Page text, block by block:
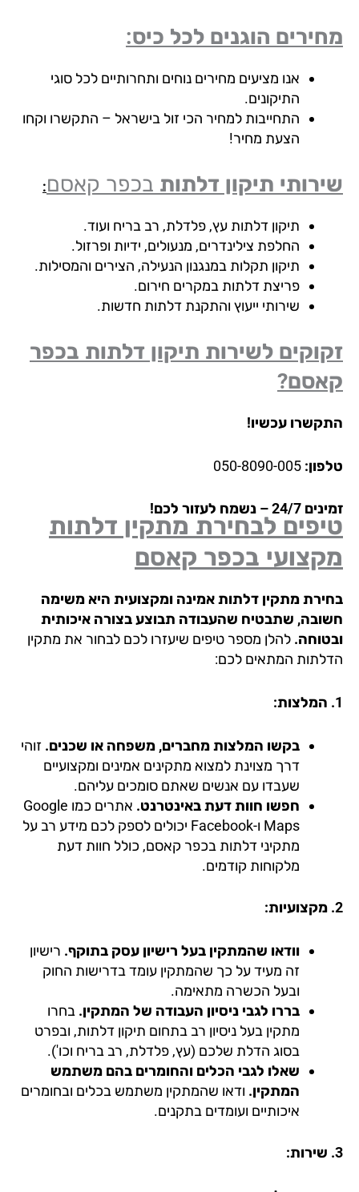
הוגנים לכל כיס:
אנו מציעים מחירים נוחים ותחרותיים לכל סוגי
התיקונים.
התחייבות למחיר הכי זול בישראל – התקשרו וקחו
הצעת מחיר!
תיקון דלתותבכפר קאסם:
תיקון דלתות עץ, פלדלת, רב בריח ועוד.
החלפת צילינדרים, מנעולים, ידיות ופרזול.
תיקון תקלות במנגנון הנעילה, הצירים והמסילות.
פריצת דלתות במקרים חירום.
שירותי ייעוץ והתקנת דלתות חדשות.
לשירות תיקון דלתות בכפר
עכשיו!
050-8090-005
– נשמח לעזור לכם!
לבחירת מתקין דלתות
בכפר קאסם
מתקין דלתות אמינה ומקצועית היא משימה
שתבטיח שהעבודה תבוצע בצורה איכותית
להלן מספר טיפים שיעזרו לכם לבחור את מתקין
המתאים לכם:
בקשו המלצות מחברים, משפחה או שכנים.זוהי
דרך מצוינת למצוא מתקינים אמינים ומקצועיים
שעבדו עם אנשים שאתם סומכים עליהם.
חפשו חוות דעת באינטרנט.
אתרים כמו Google
Maps ו-Facebook יכולים לספק לכם מידע רב על
מתקיני דלתות בכפר קאסם, כולל חוות דעת
מלקוחות קודמים.
וודאו שהמתקין בעל רישיון עסק בתוקף.רישיון
זה מעיד על כך שהמתקין עומד בדרישות החוק
ובעל הכשרה מתאימה.
בררו לגבי ניסיון העבודה של המתקין.בחרו
מתקין בעל ניסיון רב בתחום תיקון דלתות, ובפרט
בסוג הדלת שלכם (עץ, פלדלת, רב בריח וכו').
שאלו לגבי הכלים והחומרים בהם משתמש
המתקין.ודאו שהמתקין משתמש בכלים ובחומרים
איכותיים ועומדים בתקנים.